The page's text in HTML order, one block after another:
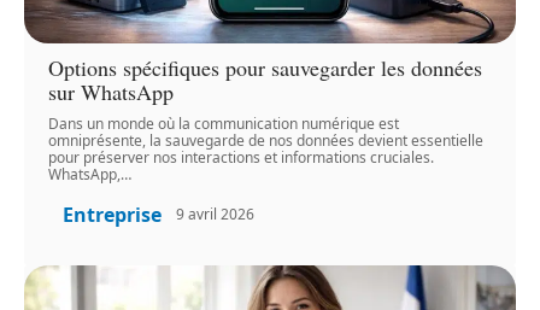
Options spécifiques pour sauvegarder les données
sur WhatsApp
Dans un monde où la communication numérique est
omniprésente, la sauvegarde de nos données devient essentielle
pour préserver nos interactions et informations cruciales.
WhatsApp,…
Entreprise 9 avril 2026